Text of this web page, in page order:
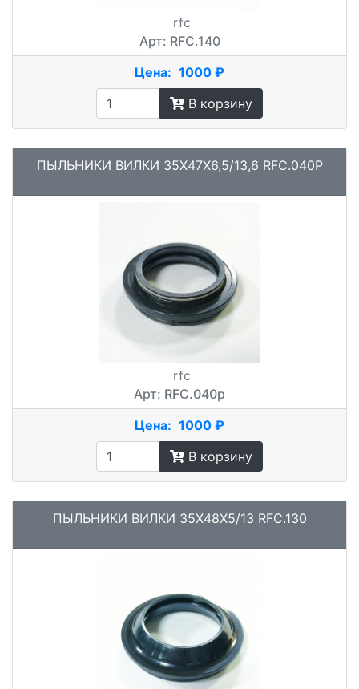
rfc
Арт: RFC.140
Цена: 1000 ₽
В корзину
ПЫЛЬНИКИ ВИЛКИ 35X47X6,5/13,6 RFC.040P
rfc
Арт: RFC.040p
Цена: 1000 ₽
В корзину
ПЫЛЬНИКИ ВИЛКИ 35X48X5/13 RFC.130